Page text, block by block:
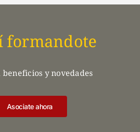
formandote
beneficios y novedades
Asociate ahora